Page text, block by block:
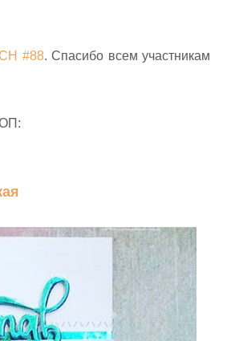
#88. Спасибо всем участникам